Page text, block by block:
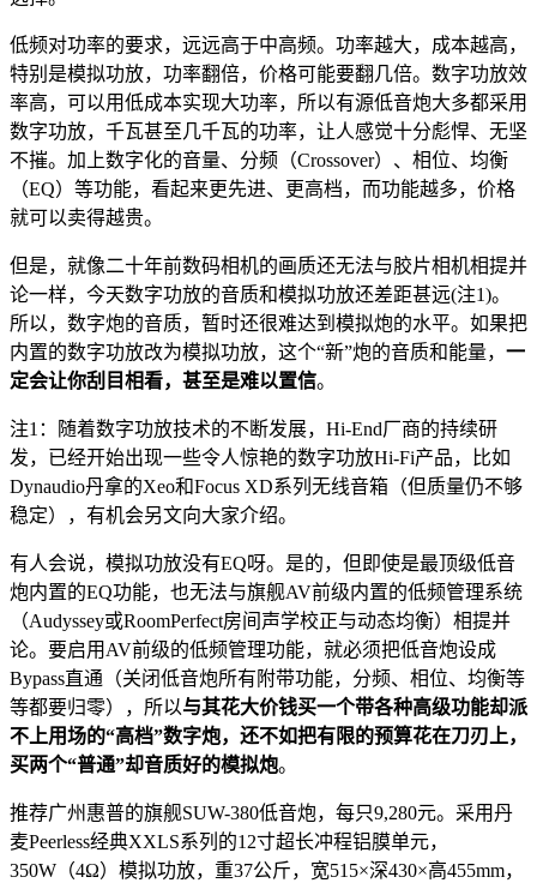
低频对功率的要求，远远高于中高频。功率越大，成本越高，
特别是模拟功放，功率翻倍，价格可能要翻几倍。数字功放效
率高，可以用低成本实现大功率，所以有源低音炮大多都采用
数字功放，千瓦甚至几千瓦的功率，让人感觉十分彪悍、无坚
不摧。加上数字化的音量、分频（Crossover）、相位、均衡
（EQ）等功能，看起来更先进、更高档，而功能越多，价格
就可以卖得越贵。
但是，就像二十年前数码相机的画质还无法与胶片相机相提并
论一样，今天数字功放的音质和模拟功放还差距甚远(注1)。
所以，数字炮的音质，暂时还很难达到模拟炮的水平。如果把
内置的数字功放改为模拟功放，这个“新”炮的音质和能量， 一
定会让你刮目相看，甚至是难以置信。
注1：随着数字功放技术的不断发展，Hi-End厂商的持续研
发，已经开始出现一些令人惊艳的数字功放Hi-Fi产品，比如
Dynaudio丹拿的Xeo和Focus XD系列无线音箱（但质量仍不够
稳定），有机会另文向大家介绍。
有人会说，模拟功放没有EQ呀。是的，但即使是最顶级低音
炮内置的EQ功能，也无法与旗舰AV前级内置的低频管理系统
（Audyssey或RoomPerfect房间声学校正与动态均衡）相提并
论。要启用AV前级的低频管理功能，就必须把低音炮设成
Bypass直通（关闭低音炮所有附带功能，分频、相位、均衡等
等都要归零），所以与其花大价钱买一个带各种高级功能却派
不上用场的“高档”数字炮，还不如把有限的预算花在刀刃上，
买两个“普通”却音质好的模拟炮。
推荐广州惠普的旗舰SUW-380低音炮，每只9,280元。采用丹
麦Peerless经典XXLS系列的12寸超长冲程铝膜单元，
350W（4Ω）模拟功放，重37公斤，宽515×深430×高455mm，